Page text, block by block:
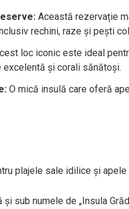
Această rezervație
rechini, raze și pești
loc iconic este ideal
excelentă și corali sănătoși.
O mică insulă care oferă
plajele sale idilice și
și sub numele de „Insula